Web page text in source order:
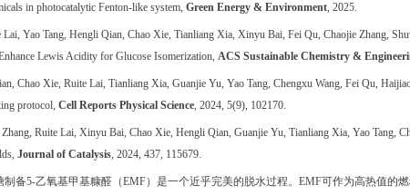
in photocatalytic Fenton-like system, Green Energy & Environment, 2025.
Lai, Yao Tang, Hengli Qian, Chao Xie, Tianliang Xia, Xinyu Bai, Fei Qu, Chaojie Zhang,
Lewis Acidity for Glucose Isomerization, ACS Sustainable Chemistry &
Chao Xie, Ruite Lai, Tianliang Xia, Guanjie Yu, Yao Tang, Chengxu Wang, Fei Qu,
protocol, Cell Reports Physical Science, 2024, 5(9), 102170.
Ruite Lai, Xinyu Bai, Chao Xie, Hengli Qian, Guanjie Yu, Tianliang Xia, Yao Tang,
Journal of Catalysis, 2024, 437, 115679.
制备5-乙氧基甲基糠醛（EMF）是一个近乎完美的脱水过程。 EMF可作为高热值的